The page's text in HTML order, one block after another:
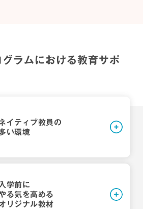
ラムにおける教育サポ
イティブ教員の
い環境
学前に
る気を高める
リジナル教材
語圏の文化や歴史、社会のあり
ことができます。
に向けて準備ができるよう、
入学予定者を対象とした自主
す。高校とは異なる大学独自の
ることで、やる気が高まった
ことができます。
るテストを通して英語で円滑な
ンをとるための語彙力を着実に
ント、カリキュラムマネジメン
解を深めます。また、教職に必
ます。
）の原理について理解を深め
語習得研究の成果や理論をALL
と、教室で実践する第二言語の
ついても学びます。